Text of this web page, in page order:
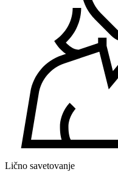
Lično savetovanje